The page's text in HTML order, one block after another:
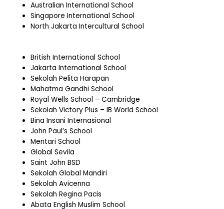
Australian International School
Singapore International School
North Jakarta Intercultural School
British International School
Jakarta International School
Sekolah Pelita Harapan
Mahatma Gandhi School
Royal Wells School – Cambridge
Sekolah Victory Plus – IB World School
Bina Insani Internasional
John Paul’s School
Mentari School
Global Sevila
Saint John BSD
Sekolah Global Mandiri
Sekolah Avicenna
Sekolah Regina Pacis
Abata English Muslim School